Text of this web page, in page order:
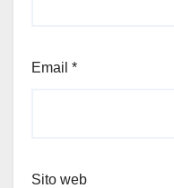
Email *
Sito web